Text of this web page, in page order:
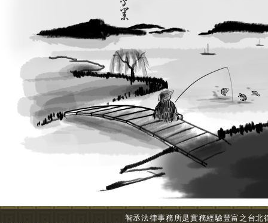
智丞法律事務所是實務經驗豐富之台北